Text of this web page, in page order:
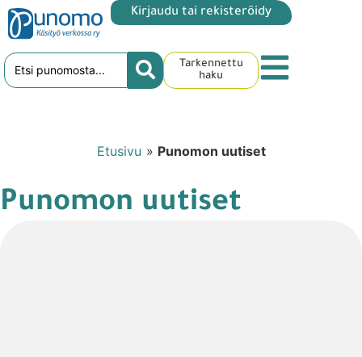
Kirjaudu tai rekisteröidy
Tarkennettu
haku
Etusivu » Punomon uutiset
Punomon uutiset